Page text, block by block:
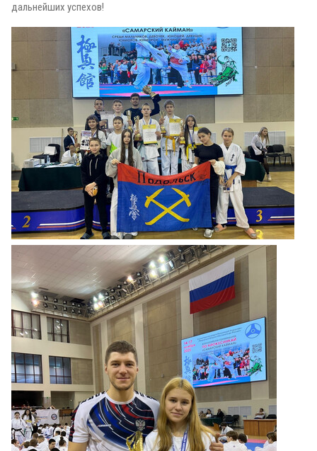
дальнейших успехов!